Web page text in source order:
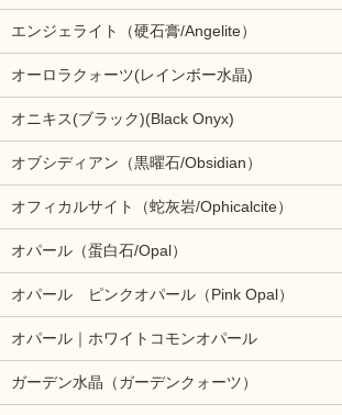
エンジェライト（硬石膏/Angelite）
オーロラクォーツ(レインボー水晶)
オニキス(ブラック)(Black Onyx)
オブシディアン（黒曜石/Obsidian）
オフィカルサイト（蛇灰岩/Ophicalcite）
オパール（蛋白石/Opal）
オパール ピンクオパール（Pink Opal）
オパール｜ホワイトコモンオパール
ガーデン水晶（ガーデンクォーツ）